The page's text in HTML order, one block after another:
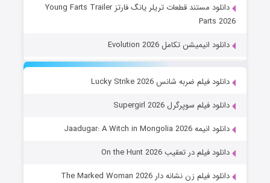
دانلود مستند قطعات تریلر یانگ فارتز Young Farts Trailer
Parts 2026
دانلود انیمیشن تکامل Evolution 2026
دانلود فیلم ضربه شانس Lucky Strike 2026
دانلود فیلم سوپرگرل Supergirl 2026
دانلود انیمه Jaadugar: A Witch in Mongolia 2026
دانلود فیلم در تعقیب On the Hunt 2026
دانلود فیلم زن نشانه دار The Marked Woman 2026